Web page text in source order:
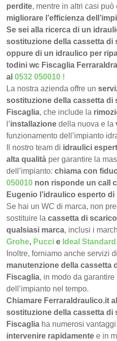
perdite, mentre in altri casi
migliorare l’efficienza
Se sei alla ricerca di un
sostituzione della cassetta di
oppure di un idraulico per
todini wc Fiscaglia
al0532 050010 !
La nostra azienda offre un
sostituzione della cassetta di
Fiscaglia, che include la
l’installazione della nuova e la
funzionamento dell’impianto
Il nostro team di idraulici
alta qualità per garantire la
dell’impianto:chiama con
050010 non risponde un call
Eugenio l’idraulico esperto
Se hai un WC di marca, non
sostituire lacassetta di
qualsiasi marca, inclusi i
Grohe, Pucci e Ideal Standard .
Inoltre, forniamo anche servizi
manutenzione della cassetta
Fiscaglia, in modo da
dell’impianto nel tempo.
Chiamare FerraraIdraulico.it
sostituzione della cassetta di
Fiscaglia ha numerosi
intervenire rapidamente e in